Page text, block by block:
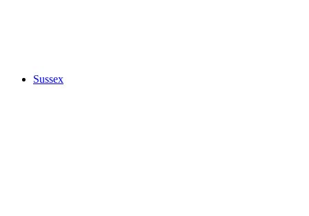
Sussex